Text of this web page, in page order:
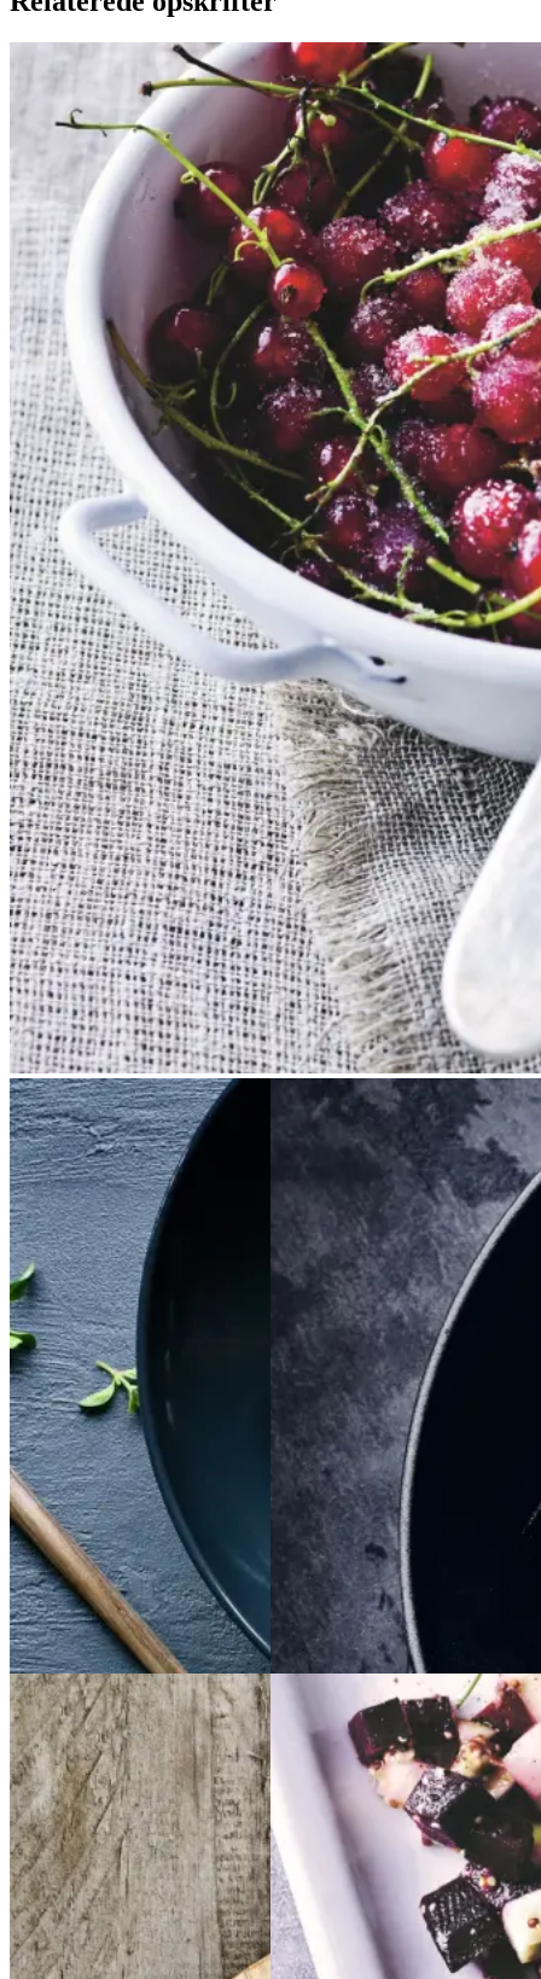
Rysteribs Rysteribs
Gem opskrift
Dessert
Dansk mad
Sommermad
De rødlige bær er en sand
sommerklassiker. De har en frisk
og syrlig smag, som når de koges
op med sukker, udgør et dejligt
tilbehør til søde sager. De kan
serveres både til is, en kage eller
bare med letpisket flødeskum eller
skyr rørt lind med lidt mælk.
SatjaSatja de
pollopollo
Gem opskrift
Aftensmad
BraiseretBraiseret
oksetværreboksetvæ
rreb
Gem opskrift
Dansk mad
Vintermad
Aftensmad
FrikadellerFrikadell
er medmed
smørspidskål, smørsp
idskål,
Sylte Sylte